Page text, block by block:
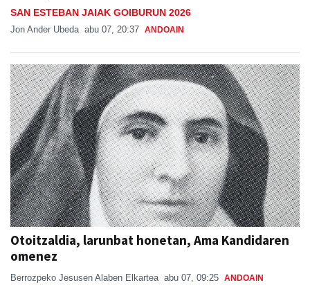
SAN ESTEBAN JAIAK GOIBURUN 2026
Jon Ander Ubeda abu 07, 20:37 ANDOAIN
Otoitzaldia, larunbat honetan, Ama Kandidaren
omenez
Berrozpeko Jesusen Alaben Elkartea abu 07, 09:25 ANDOAIN